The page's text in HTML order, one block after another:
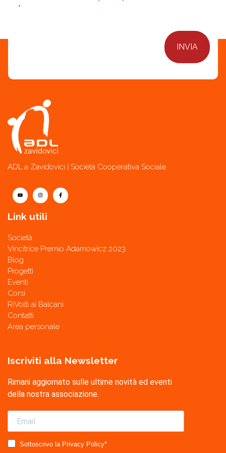
*
ADL a Zavidovici | Società Cooperativa Sociale
Link utili
Società
Vincitrice Premio Adamowicz 2023
Blog
Progetti
Eventi
Corsi
RiVolti ai Balcani
Contatti
Area personale
Iscriviti alla Newsletter
Rimani aggiornato sulle ultime novità ed eventi
della nostra associazione.
Sottoscrivo la Privacy Policy*